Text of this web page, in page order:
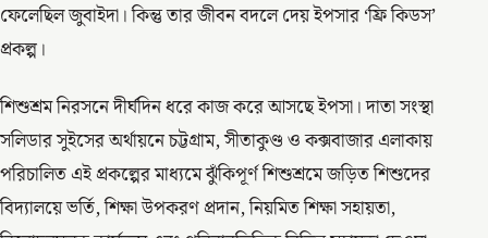
ফেলেছিল জুবাইদা। কিন্তু তার জীবন বদলে দেয় ইপসার ‘ফ্রি কিডস’
প্রকল্প।
শিশুশ্রম নিরসনে দীর্ঘদিন ধরে কাজ করে আসছে ইপসা। দাতা সংস্থা
সলিডার সুইসের অর্থায়নে চট্টগ্রাম, সীতাকুণ্ড ও কক্সবাজার এলাকায়
পরিচালিত এই প্রকল্পের মাধ্যমে ঝুঁকিপূর্ণ শিশুশ্রমে জড়িত শিশুদের
বিদ্যালয়ে ভর্তি, শিক্ষা উপকরণ প্রদান, নিয়মিত শিক্ষা সহায়তা,